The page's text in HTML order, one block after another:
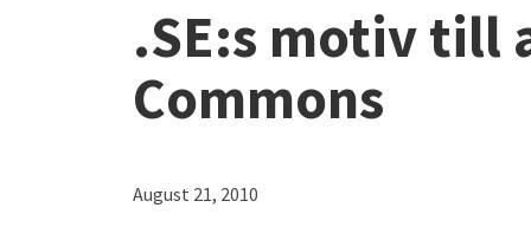
.SE:s motiv till
Commons
August 21, 2010